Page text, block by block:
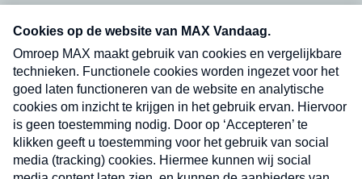
Neem hier een gratis abonnement op onze
nieuwsbrief. Elke vrijdag- en dinsdagochtend in
uw mailbox.
Verzend